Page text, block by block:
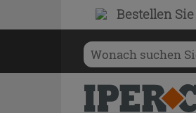
Bestellen Sie